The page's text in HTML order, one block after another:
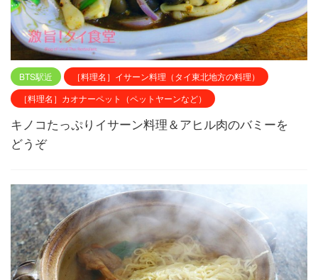
BTS駅近
［料理名］イサーン料理（タイ東北地方の料理）
［料理名］カオナーペット（ペットヤーンなど）
キノコたっぷりイサーン料理＆アヒル肉のバミーを
どうぞ